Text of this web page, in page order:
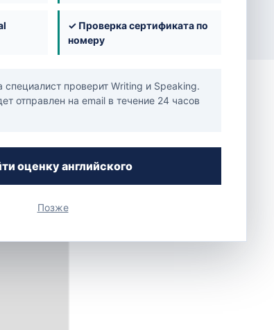
✓ Проверка сертификата по
номеру
специалист проверит Writing и Speaking.
отправлен на email в течение 24 часов
оценку английского
Позже